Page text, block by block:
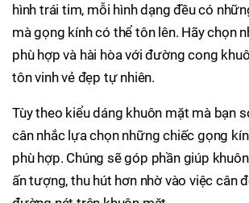
hình trái tim, mỗi hình dạng đều có
mà gọng kính có thể tôn lên. Hãy chọn
phù hợp và hài hòa với đường cong
tôn vinh vẻ đẹp tự nhiên.
Tùy theo kiểu dáng khuôn mặt mà bạn
cân nhắc lựa chọn những chiếc gọng
phù hợp. Chúng sẽ góp phần giúp
ấn tượng, thu hút hơn nhờ vào việc cân